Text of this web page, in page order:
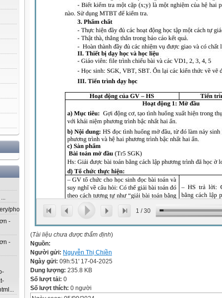
photos/302...
-
-
1 /30
(Tài liệu chưa được thẩm định)
Nguồn:
Người gửi: Nguyễn Thị Chiền
Ngày gửi: 09h:51' 17-04-2025
Dung lượng: 235.8 KB
Số lượt tải: 0
Số lượt thích: 0 người